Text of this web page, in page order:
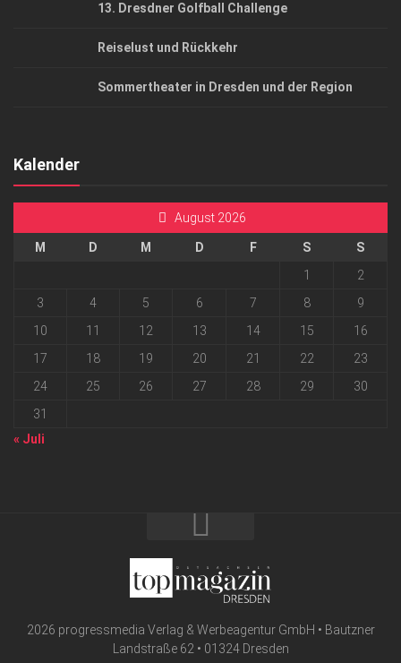
13. Dresdner Golfball Challenge
Reiselust und Rückkehr
Sommertheater in Dresden und der Region
Kalender
August 2026
M D M D F S
S
1
2
3
4 5 6 7 8
9
10
11 12 13 14 15
16
17
18 19 20 21 22
23
24
25 26 27 28 29
30
31
« Juli
2026 progressmedia Verlag & Werbeagentur GmbH • Bautzner
Landstraße 62 • 01324 Dresden